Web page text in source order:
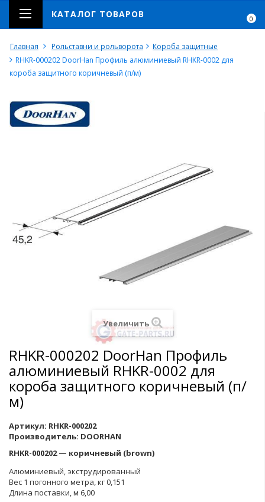
0
КАТАЛОГ ТОВАРОВ
Главная Рольставни и рольворота
Короба защитные
RHKR-000202 DoorHan Профиль алюминиевый RHKR-0002 для
короба защитного коричневый (п/м)
Увеличить
RHKR-000202 DoorHan Профиль
алюминиевый RHKR-0002 для
короба защитного коричневый (п/
м)
Артикул: RHKR-000202
Производитель: DOORHAN
RHKR-000202 — коричневый (brown)
Алюминиевый, экструдированный
Вес 1 погонного метра, кг 0,151
Длина поставки, м 6,00